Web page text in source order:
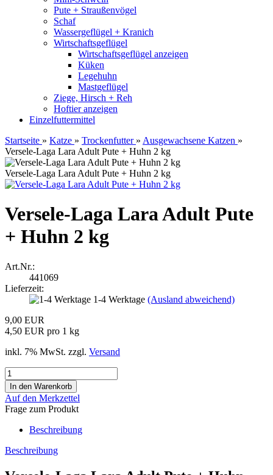
Pute + Straußenvögel
Schaf
Wassergeflügel + Kranich
Wirtschaftsgeflügel
Wirtschaftsgeflügel anzeigen
Küken
Legehuhn
Mastgeflügel
Ziege, Hirsch + Reh
Hoftier anzeigen
Einzelfuttermittel
Startseite » Katze » Trockenfutter » Ausgewachsene Katzen »
Versele-Laga Lara Adult Pute + Huhn 2 kg
Versele-Laga Lara Adult Pute + Huhn 2 kg
Versele-Laga Lara Adult Pute
+ Huhn 2 kg
Art.Nr.:
441069
Lieferzeit:
1-4 Werktage (Ausland abweichend)
9,00 EUR
4,50 EUR pro 1 kg
inkl. 7% MwSt. zzgl. Versand
Auf den Merkzettel
Frage zum Produkt
Beschreibung
Beschreibung